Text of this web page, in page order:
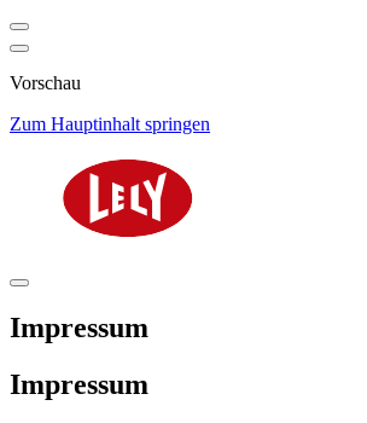
Vorschau
Zum Hauptinhalt springen
Impressum
Impressum